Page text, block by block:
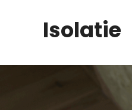
Isolatie